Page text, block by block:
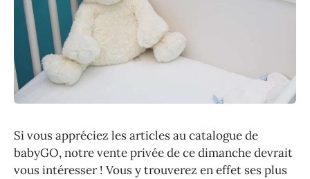
Si vous appréciez les articles au catalogue de
babyGO, notre vente privée de ce dimanche devrait
vous intéresser ! Vous y trouverez en effet ses plus